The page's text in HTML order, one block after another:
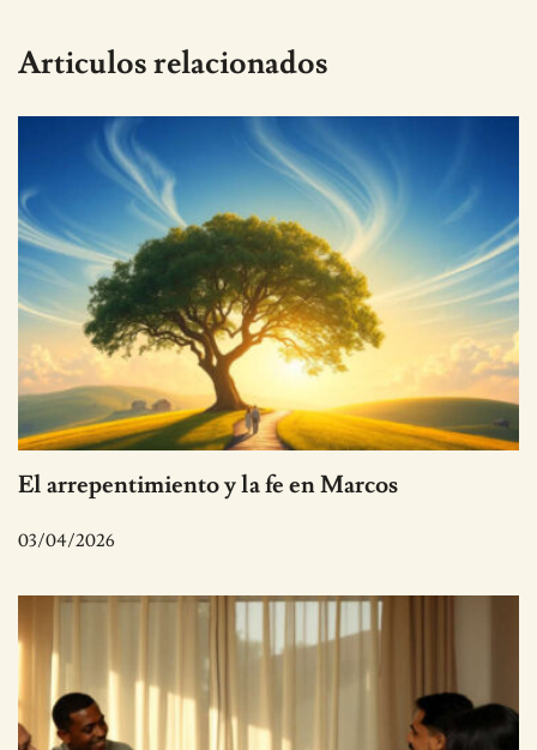
Articulos relacionados
El arrepentimiento y la fe en Marcos
03/04/2026